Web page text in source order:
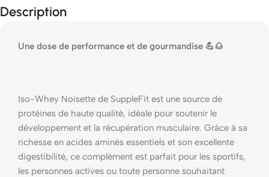
Description
Une dose de performance et de gourmandise 💪🌰
Iso-Whey Noisette de SuppleFit est une source de
protéines de haute qualité, idéale pour soutenir le
développement et la récupération musculaire. Grâce à sa
richesse en acides aminés essentiels et son excellente
digestibilité, ce complément est parfait pour les sportifs,
les personnes actives ou toute personne souhaitant